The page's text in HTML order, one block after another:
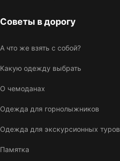
Советы в дорогу
А что же взять с собой?
Какую одежду выбрать
О чемоданах
Одежда для горнолыжников
Одежда для экскурсионных туров
Памятка